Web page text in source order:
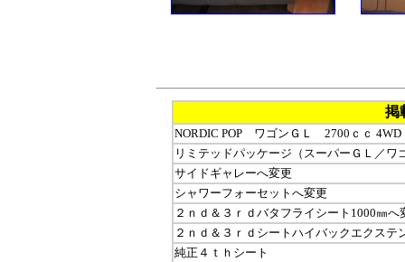
掲
NORDIC POP ワゴンＧＬ 2700ｃｃ 4WD
リミテッドパッケージ（スーパーＧＬ／ワ
サイドギャレーへ変更
シャワーフォーセットへ変更
２ｎｄ＆３ｒｄバタフライシート1000㎜へ
２ｎｄ＆３ｒｄシートハイバックエクステ
純正４ｔｈシート